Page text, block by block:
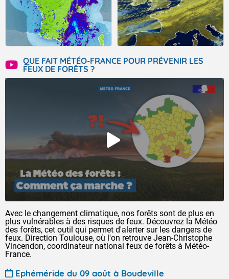
QUE FAIT MÉTÉO-FRANCE POUR PRÉVENIR LES
FEUX DE FORÊTS ?
Avec le changement climatique, nos forêts sont de plus en
plus vulnérables à des risques de feux. Découvrez la Météo
des forêts, cet outil qui permet d'alerter sur les dangers de
feux. Direction Toulouse, où l'on retrouve Jean-Christophe
Vincendon, coordinateur national feux de forêts à Météo-
France.
Ephéméride du 09 août à Boudeville